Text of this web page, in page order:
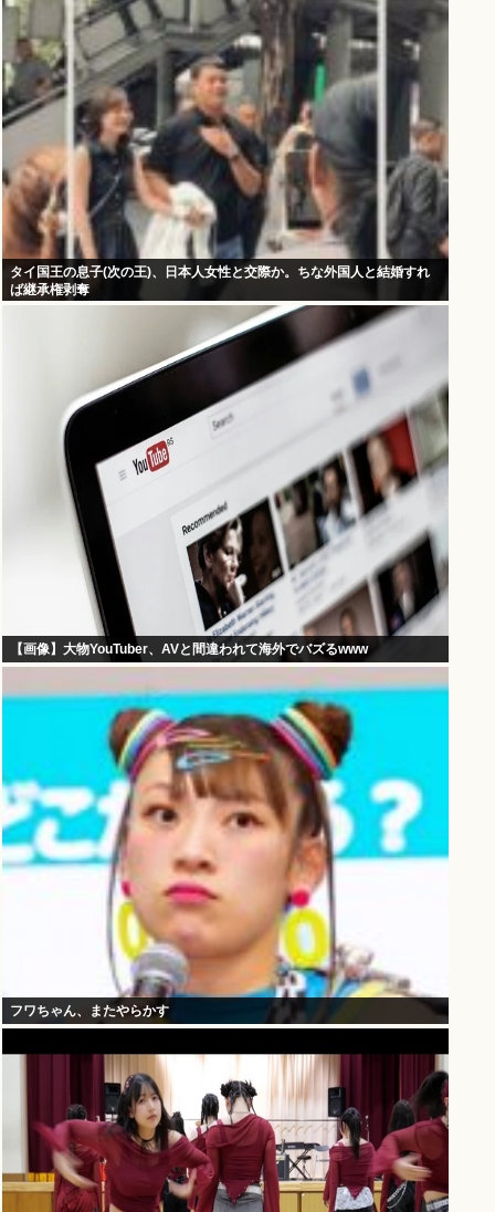
タイ国王の息子(次の王)、日本人女性と交際か。ちな外国人と結婚すれ
ば継承権剥奪
【画像】大物YouTuber、AVと間違われて海外でバズるwww
フワちゃん、またやらかす